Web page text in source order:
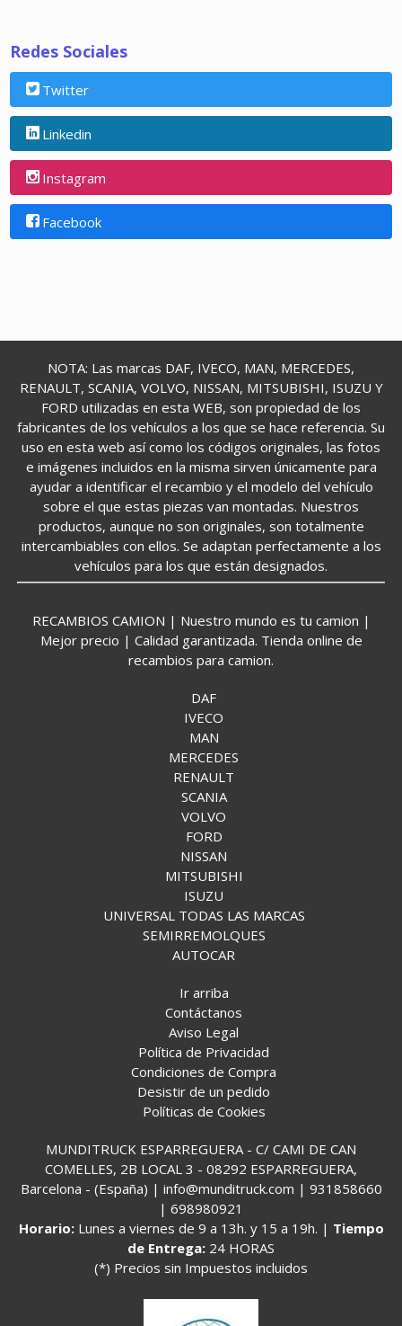
Redes Sociales
Twitter
Linkedin
Instagram
Facebook
NOTA: Las marcas DAF, IVECO, MAN, MERCEDES,
RENAULT, SCANIA, VOLVO, NISSAN, MITSUBISHI, ISUZU Y
FORD utilizadas en esta WEB, son propiedad de los
fabricantes de los vehículos a los que se hace referencia. Su
uso en esta web así como los códigos originales, las fotos
e imágenes incluidos en la misma sirven únicamente para
ayudar a identificar el recambio y el modelo del vehículo
sobre el que estas piezas van montadas. Nuestros
productos, aunque no son originales, son totalmente
intercambiables con ellos. Se adaptan perfectamente a los
vehículos para los que están designados.
RECAMBIOS CAMION | Nuestro mundo es tu camion |
Mejor precio | Calidad garantizada. Tienda online de
recambios para camion.
DAF
IVECO
MAN
MERCEDES
RENAULT
SCANIA
VOLVO
FORD
NISSAN
MITSUBISHI
ISUZU
UNIVERSAL TODAS LAS MARCAS
SEMIRREMOLQUES
AUTOCAR
Ir arriba
Contáctanos
Aviso Legal
Política de Privacidad
Condiciones de Compra
Desistir de un pedido
Políticas de Cookies
MUNDITRUCK ESPARREGUERA - C/ CAMI DE CAN
COMELLES, 2B LOCAL 3 - 08292 ESPARREGUERA,
Barcelona - (España) | info@munditruck.com | 931858660
| 698980921
Horario: Lunes a viernes de 9 a 13h. y 15 a 19h. | Tiempo
de Entrega: 24 HORAS
(*) Precios sin Impuestos incluidos